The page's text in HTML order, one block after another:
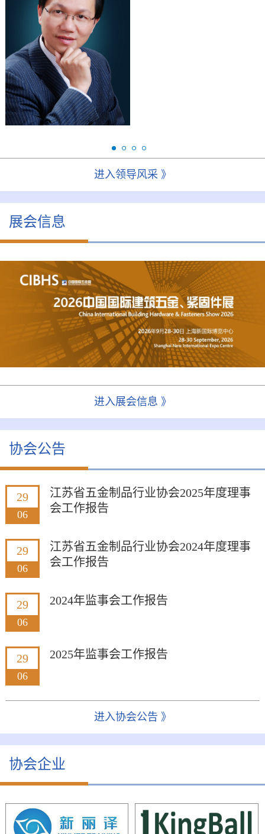
进入领导风采 》
展会信息
进入展会信息 》
协会公告
29
06
江苏省五金制品行业协会2025年度理事
会工作报告
29
06
江苏省五金制品行业协会2024年度理事
会工作报告
29
06
2024年监事会工作报告
29
06
2025年监事会工作报告
进入协会公告 》
协会企业